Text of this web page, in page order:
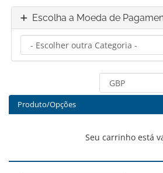
Escolha a Moeda de
Produto/Opções
Seu carrinho está